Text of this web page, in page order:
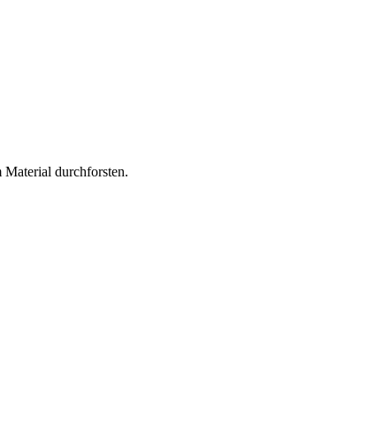
Material durchforsten.